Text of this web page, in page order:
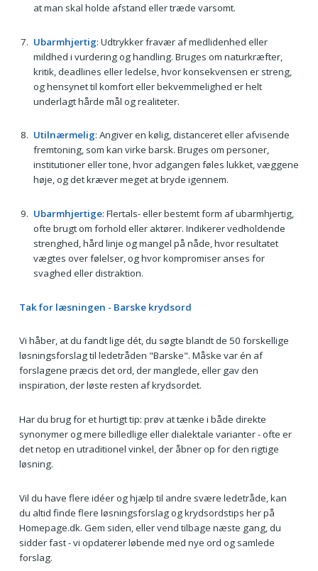
at man skal holde afstand eller træde varsomt.
Ubarmhjertig: Udtrykker fravær af medlidenhed eller
mildhed i vurdering og handling. Bruges om naturkræfter,
kritik, deadlines eller ledelse, hvor konsekvensen er streng,
og hensynet til komfort eller bekvemmelighed er helt
underlagt hårde mål og realiteter.
Utilnærmelig: Angiver en kølig, distanceret eller afvisende
fremtoning, som kan virke barsk. Bruges om personer,
institutioner eller tone, hvor adgangen føles lukket, væggene
høje, og det kræver meget at bryde igennem.
Ubarmhjertige: Flertals- eller bestemt form af ubarmhjertig,
ofte brugt om forhold eller aktører. Indikerer vedholdende
strenghed, hård linje og mangel på nåde, hvor resultatet
vægtes over følelser, og hvor kompromiser anses for
svaghed eller distraktion.
Tak for læsningen - Barske krydsord
Vi håber, at du fandt lige dét, du søgte blandt de 50 forskellige
løsningsforslag til ledetråden "Barske". Måske var én af
forslagene præcis det ord, der manglede, eller gav den
inspiration, der løste resten af krydsordet.
Har du brug for et hurtigt tip: prøv at tænke i både direkte
synonymer og mere billedlige eller dialektale varianter - ofte er
det netop en utraditionel vinkel, der åbner op for den rigtige
løsning.
Vil du have flere idéer og hjælp til andre svære ledetråde, kan
du altid finde flere løsningsforslag og krydsordstips her på
Homepage.dk. Gem siden, eller vend tilbage næste gang, du
sidder fast - vi opdaterer løbende med nye ord og samlede
forslag.